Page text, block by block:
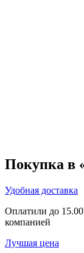
Покупка в
Удобная доставка
Оплатили до
компанией
Лучшая цена